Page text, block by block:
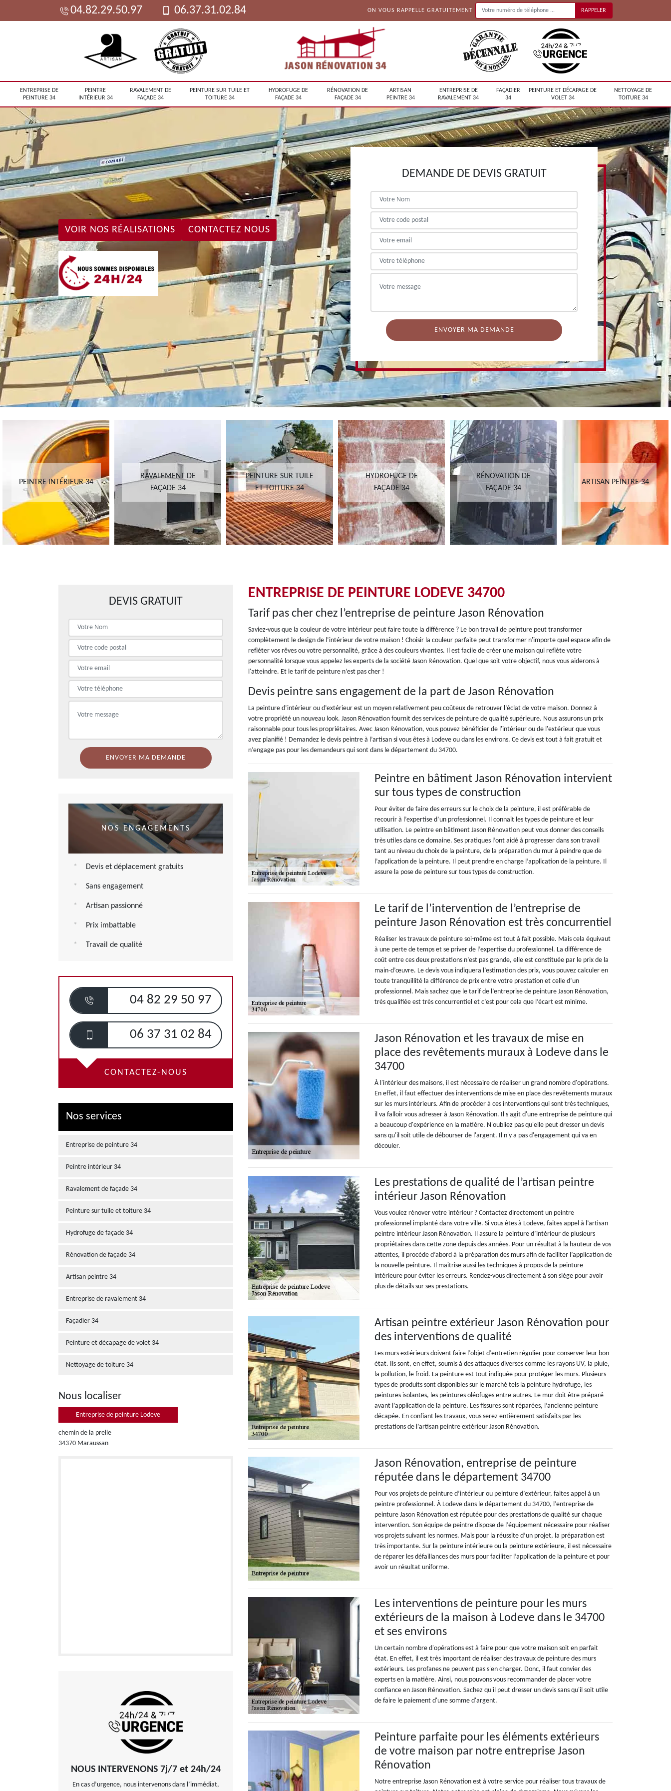
04.82.29.50.97 06.37.31.02.84 ON VOUS RAPPELLE GRATUITEMENT
ENTREPRISE DE
PEINTURE 34
PEINTRE
INTÉRIEUR 34
RAVALEMENT DE
FAÇADE 34
PEINTURE SUR TUILE ET
TOITURE 34
HYDROFUGE DE
FAÇADE 34
RÉNOVATION DE
FAÇADE 34
ARTISAN
PEINTRE 34
ENTREPRISE DE
RAVALEMENT 34
FAÇADIER
34
PEINTURE ET DÉCAPAGE DE
VOLET 34
NETTOYAGE DE
TOITURE 34
VOIR NOS RÉALISATIONS CONTACTEZ NOUS
DEMANDE DE DEVIS GRATUIT
PEINTRE INTÉRIEUR 34
RAVALEMENT DE
FAÇADE 34
PEINTURE SUR TUILE
ET TOITURE 34
HYDROFUGE DE
FAÇADE 34
RÉNOVATION DE
FAÇADE 34
ARTISAN PEINTRE 34
DEVIS GRATUIT
NOS ENGAGEMENTS
Devis et déplacement gratuits
Sans engagement
Artisan passionné
Prix imbattable
Travail de qualité
04 82 29 50 97
06 37 31 02 84
CONTACTEZ-NOUS
Nos services
Entreprise de peinture 34
Peintre intérieur 34
Ravalement de façade 34
Peinture sur tuile et toiture 34
Hydrofuge de façade 34
Rénovation de façade 34
Artisan peintre 34
Entreprise de ravalement 34
Façadier 34
Peinture et décapage de volet 34
Nettoyage de toiture 34
Nous localiser
Entreprise de peinture Lodeve
chemin de la prelle
34370 Maraussan
NOUS INTERVENONS 7j/7 et 24h/24
En cas d’urgence, nous intervenons dans l’immédiat,
ENTREPRISE DE PEINTURE LODEVE 34700
Tarif pas cher chez l’entreprise de peinture Jason Rénovation
Saviez-vous que la couleur de votre intérieur peut faire toute la différence ? Le bon travail de peinture peut transformer
complètement le design de l’intérieur de votre maison ! Choisir la couleur parfaite peut transformer n'importe quel espace afin de
refléter vos rêves ou votre personnalité, grâce à des couleurs vivantes. Il est facile de créer une maison qui reflète votre
personnalité lorsque vous appelez les experts de la société Jason Rénovation. Quel que soit votre objectif, nous vous aiderons à
l'atteindre. Et le tarif de peinture n’est pas cher !
Devis peintre sans engagement de la part de Jason Rénovation
La peinture d’intérieur ou d’extérieur est un moyen relativement peu coûteux de retrouver l’éclat de votre maison. Donnez à
votre propriété un nouveau look. Jason Rénovation fournit des services de peinture de qualité supérieure. Nous assurons un prix
raisonnable pour tous les propriétaires. Avec Jason Rénovation, vous pouvez bénéficier de l'intérieur ou de l'extérieur que vous
avez planifié ! Demandez le devis peintre à l’artisan si vous êtes à Lodeve ou dans les environs. Ce devis est tout à fait gratuit et
n’engage pas pour les demandeurs qui sont dans le département du 34700.
Peintre en bâtiment Jason Rénovation intervient
sur tous types de construction
Pour éviter de faire des erreurs sur le choix de la peinture, il est préférable de
recourir à l’expertise d’un professionnel. Il connait les types de peinture et leur
utilisation. Le peintre en bâtiment Jason Rénovation peut vous donner des conseils
très utiles dans ce domaine. Ses pratiques l’ont aidé à progresser dans son travail
tant au niveau du choix de la peinture, de la préparation du mur à peindre que de
l’application de la peinture. Il peut prendre en charge l’application de la peinture. Il
assure la pose de peinture sur tous types de construction.
Le tarif de l’intervention de l’entreprise de
peinture Jason Rénovation est très concurrentiel
Réaliser les travaux de peinture soi-même est tout à fait possible. Mais cela équivaut
à une perte de temps et se priver de l’expertise du professionnel. La différence de
coût entre ces deux prestations n’est pas grande, elle est constituée par le prix de la
main-d’œuvre. Le devis vous indiquera l’estimation des prix, vous pouvez calculer en
toute tranquillité la différence de prix entre votre prestation et celle d’un
professionnel. Mais sachez que le tarif de l’entreprise de peinture Jason Rénovation,
très qualifiée est très concurrentiel et c’est pour cela que l’écart est minime.
Jason Rénovation et les travaux de mise en
place des revêtements muraux à Lodeve dans le
34700
À l'intérieur des maisons, il est nécessaire de réaliser un grand nombre d'opérations.
En effet, il faut effectuer des interventions de mise en place des revêtements muraux
sur les murs intérieurs. Afin de procéder à ces interventions qui sont très techniques,
il va falloir vous adresser à Jason Rénovation. Il s'agit d'une entreprise de peinture qui
a beaucoup d'expérience en la matière. N'oubliez pas qu'elle peut dresser un devis
sans qu'il soit utile de débourser de l'argent. Il n'y a pas d'engagement qui va en
découler.
Les prestations de qualité de l’artisan peintre
intérieur Jason Rénovation
Vous voulez rénover votre intérieur ? Contactez directement un peintre
professionnel implanté dans votre ville. Si vous êtes à Lodeve, faites appel à l’artisan
peintre intérieur Jason Rénovation. Il assure la peinture d’intérieur de plusieurs
propriétaires dans cette zone depuis des années. Pour un résultat à la hauteur de vos
attentes, il procède d’abord à la préparation des murs afin de faciliter l’application de
la nouvelle peinture. Il maitrise aussi les techniques à propos de la peinture
intérieure pour éviter les erreurs. Rendez-vous directement à son siège pour avoir
plus de détails sur ses prestations.
Artisan peintre extérieur Jason Rénovation pour
des interventions de qualité
Les murs extérieurs doivent faire l’objet d’entretien régulier pour conserver leur bon
état. Ils sont, en effet, soumis à des attaques diverses comme les rayons UV, la pluie,
la pollution, le froid. La peinture est tout indiquée pour protéger les murs. Plusieurs
types de produits sont disponibles sur le marché tels la peinture hydrofuge, les
peintures isolantes, les peintures oléofuges entre autres. Le mur doit être préparé
avant l’application de la peinture. Les fissures sont réparées, l’ancienne peinture
décapée. En confiant les travaux, vous serez entièrement satisfaits par les
prestations de l’artisan peintre extérieur Jason Rénovation.
Jason Rénovation, entreprise de peinture
réputée dans le département 34700
Pour vos projets de peinture d’intérieur ou peinture d’extérieur, faites appel à un
peintre professionnel. À Lodeve dans le département du 34700, l’entreprise de
peinture Jason Rénovation est réputée pour des prestations de qualité sur chaque
intervention. Son équipe de peintre dispose de l’équipement nécessaire pour réaliser
vos projets suivant les normes. Mais pour la réussite d’un projet, la préparation est
très importante. Sur la peinture intérieure ou la peinture extérieure, il est nécessaire
de réparer les défaillances des murs pour faciliter l’application de la peinture et pour
avoir un résultat uniforme.
Les interventions de peinture pour les murs
extérieurs de la maison à Lodeve dans le 34700
et ses environs
Un certain nombre d'opérations est à faire pour que votre maison soit en parfait
état. En effet, il est très important de réaliser des travaux de peinture des murs
extérieurs. Les profanes ne peuvent pas s'en charger. Donc, il faut convier des
experts en la matière. Ainsi, nous pouvons vous recommander de placer votre
confiance en Jason Rénovation. Sachez qu'il peut dresser un devis sans qu'il soit utile
de faire le paiement d'une somme d'argent.
Peinture parfaite pour les éléments extérieurs
de votre maison par notre entreprise Jason
Rénovation
Notre entreprise Jason Rénovation est à votre service pour réaliser tous travaux de